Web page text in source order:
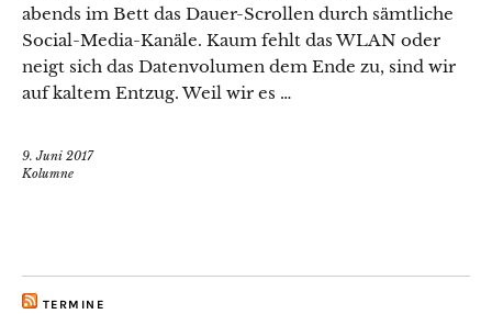
abends im Bett das Dauer-Scrollen durch sämtliche
Social-Media-Kanäle. Kaum fehlt das WLAN oder
neigt sich das Datenvolumen dem Ende zu, sind wir
auf kaltem Entzug. Weil wir es …
9. Juni 2017
Kolumne
TERMINE